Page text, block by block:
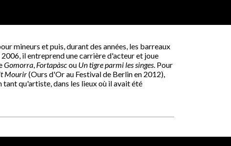
mineurs et puis, durant des années, les barreaux
il entreprend une carrière d'acteur et joue
Gomorra, Fortapàscou Un tigre parmi les singes. Pour
Mourir(Ours d'Or au Festival de Berlin en 2012),
qu'artiste, dans les lieux où il avait été